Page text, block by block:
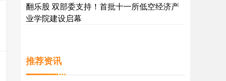
翻乐股 双部委支持！首批十一所低空经济产
业学院建设启幕
推荐资讯